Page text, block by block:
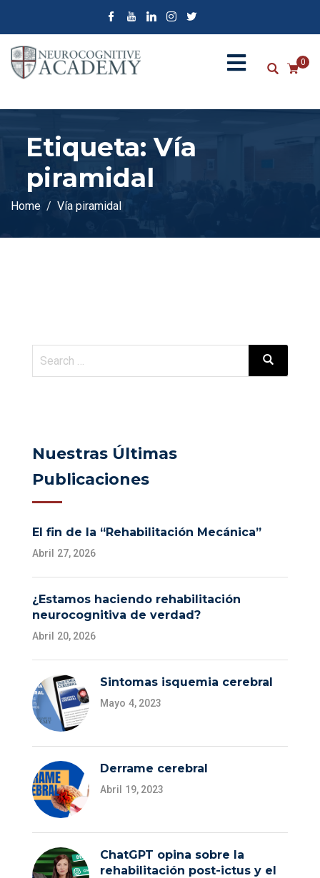
0
Etiqueta:Vía
piramidal
Home Vía piramidal
Nuestras Últimas
Publicaciones
El fin de la “Rehabilitación Mecánica”
Abril 27, 2026
¿Estamos haciendo rehabilitación
neurocognitiva de verdad?
Abril 20, 2026
Sintomas isquemia cerebral
Mayo 4, 2023
Derrame cerebral
Abril 19, 2023
ChatGPT opina sobre la
rehabilitación post-ictus y el